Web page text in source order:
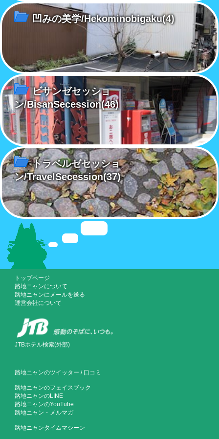
凹みの美学/Hekominobigaku(4)
ビサンゼセッショ
ン/BisanSecession(46)
トラベルゼセッショ
ン/TravelSecession(37)
トップページ
路地ニャンについて
路地ニャンにメールを送る
運営会社について
JTBホテル検索(外部)
路地ニャンのツイッター / 口コミ
路地ニャンのフェイスブック
路地ニャンのLINE
路地ニャンのYouTube
路地ニャン・メルマガ
路地ニャンタイムマシーン